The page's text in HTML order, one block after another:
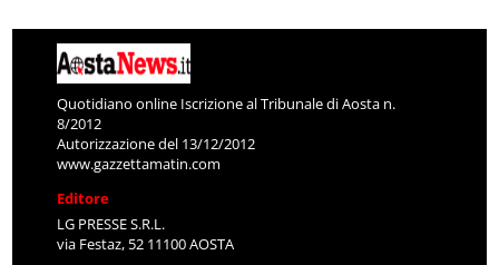
Quotidiano online Iscrizione al Tribunale di Aosta n.
8/2012
Autorizzazione del 13/12/2012
www.gazzettamatin.com
Editore
LG PRESSE S.R.L.
via Festaz, 52 11100 AOSTA